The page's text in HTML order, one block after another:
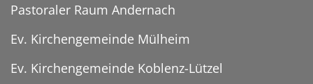
Pastoraler Raum Andernach
Ev. Kirchengemeinde Mülheim
Ev. Kirchengemeinde Koblenz-Lützel